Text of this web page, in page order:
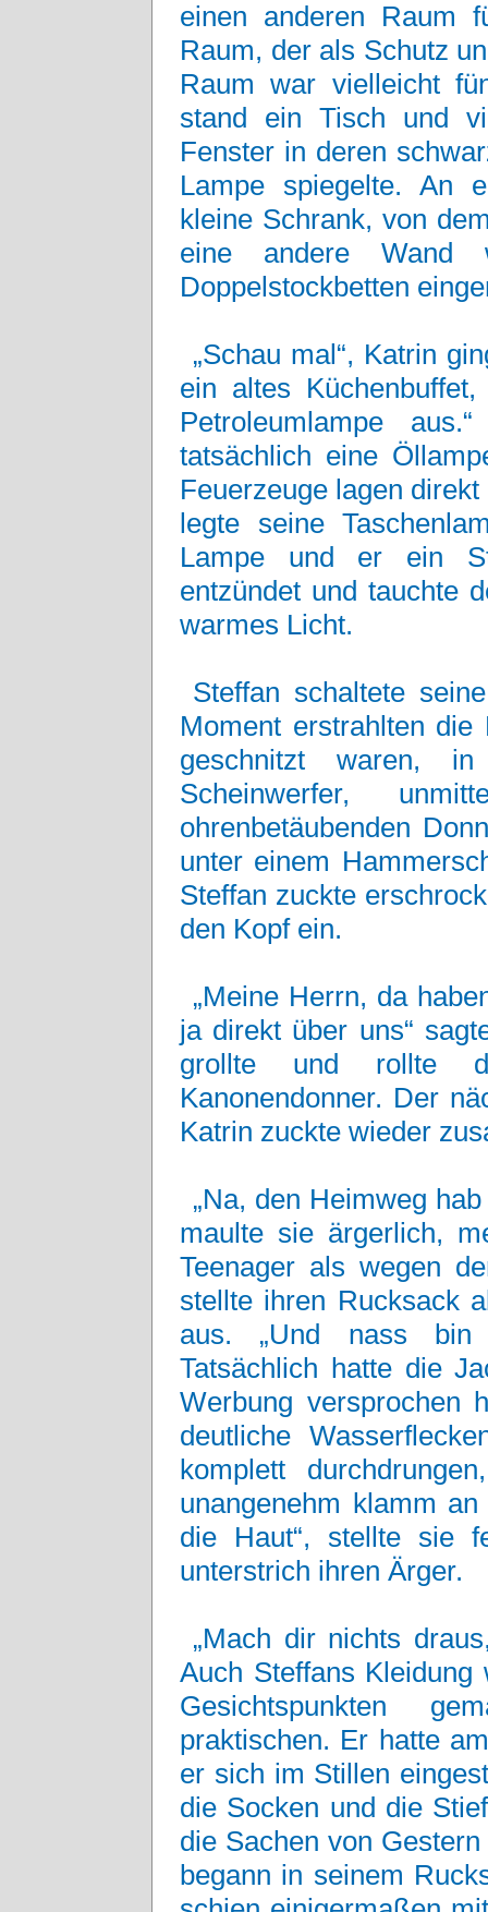
einen anderen Raum
Raum, der als Schutz
Raum war vielleicht
stand ein Tisch und
Fenster in deren
Lampe spiegelte. An
kleine Schrank, von
eine andere Wand
Doppelstockbetten
„Schau mal“, Katrin
ein altes
Petroleumlampe
tatsächlich eine
Feuerzeuge lagen
legte seine
Lampe und er ein
entzündet und tauchte
warmes Licht.
Steffan schaltete
Moment erstrahlten
geschnitzt waren,
Scheinwerfer,
ohrenbetäubenden
unter einem
Steffan zuckte
den Kopf ein.
„Meine Herrn, da
ja direkt über uns“
grollte und rollte
Kanonendonner. Der
Katrin zuckte wieder
„Na, den Heimweg
maulte sie ärgerlich,
Teenager als wegen
stellte ihren Rucksack
aus. „Und nass bin
Tatsächlich hatte die
Werbung versprochen
deutliche
komplett
unangenehm klamm
die Haut“, stellte sie
unterstrich ihren Ärger.
„Mach dir nichts
Auch Steffans
Gesichtspunkten
praktischen. Er hatte
er sich im Stillen
die Socken und die
die Sachen von
begann in seinem